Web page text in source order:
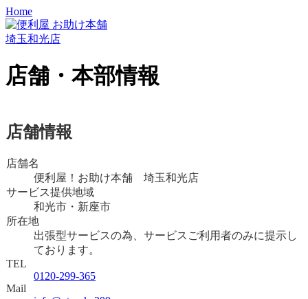
Home
埼玉和光店
店舗・本部情報
店舗情報
店舗名
便利屋！お助け本舗 埼玉和光店
サービス提供地域
和光市・新座市
所在地
出張型サービスの為、サービスご利用者のみに提示し
ております。
TEL
0120-299-365
Mail